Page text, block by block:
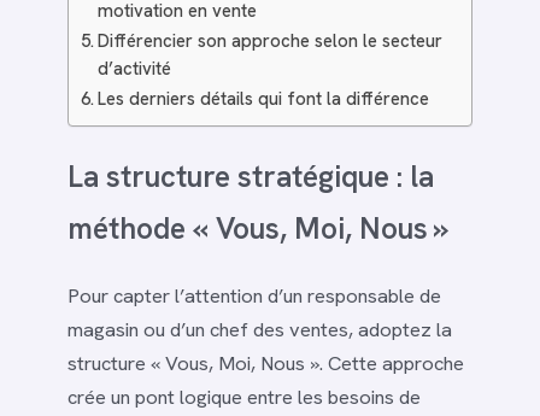
motivation en vente
Différencier son approche selon le secteur
d’activité
Les derniers détails qui font la différence
La structure stratégique : la
méthode « Vous, Moi, Nous »
Pour capter l’attention d’un responsable de
magasin ou d’un chef des ventes, adoptez la
structure « Vous, Moi, Nous ». Cette approche
crée un pont logique entre les besoins de